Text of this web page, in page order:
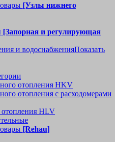
[Узлы нижнего
[Запорная и регулирующая
и водоснабженияПоказать
отопления HKV
отопления с расходомерами
отопления HLV
[Rehau]